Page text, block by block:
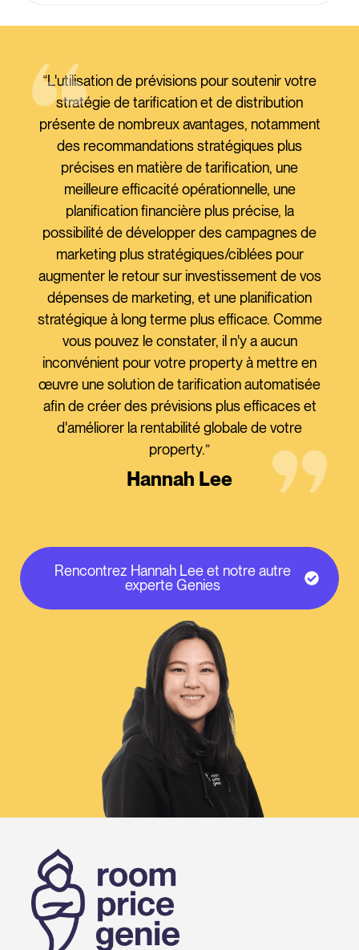
“L'utilisation de prévisions pour soutenir votre
stratégie de tarification et de distribution
présente de nombreux avantages, notamment
des recommandations stratégiques plus
précises en matière de tarification, une
meilleure efficacité opérationnelle, une
planification financière plus précise, la
possibilité de développer des campagnes de
marketing plus stratégiques/ciblées pour
augmenter le retour sur investissement de vos
dépenses de marketing, et une planification
stratégique à long terme plus efficace. Comme
vous pouvez le constater, il n'y a aucun
inconvénient pour votre property à mettre en
œuvre une solution de tarification automatisée
afin de créer des prévisions plus efficaces et
d'améliorer la rentabilité globale de votre
property.”
Hannah Lee
Rencontrez Hannah Lee et notre autre
experte Genies